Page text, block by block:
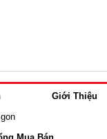
Giới Thiệu